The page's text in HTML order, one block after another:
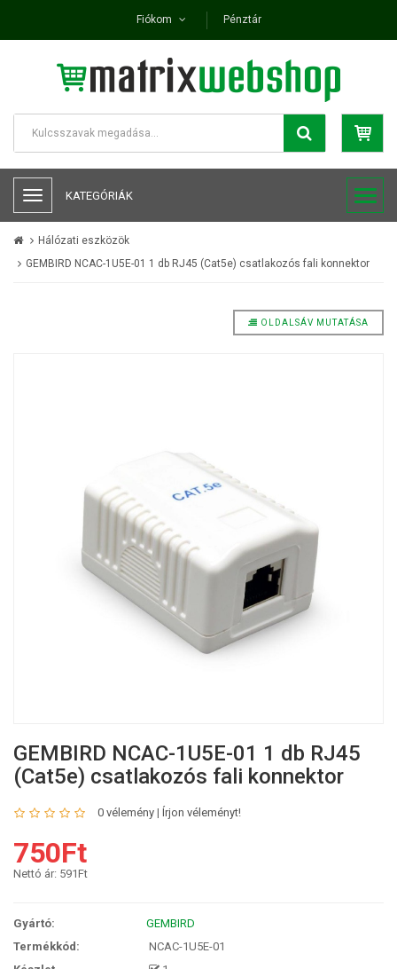
Fiókom Pénztár
KATEGÓRIÁK
Hálózati eszközök
GEMBIRD NCAC-1U5E-01 1 db RJ45 (Cat5e) csatlakozós fali konnektor
OLDALSÁV MUTATÁSA
GEMBIRD NCAC-1U5E-01 1 db RJ45
(Cat5e) csatlakozós fali konnektor
0 vélemény | Írjon véleményt!
750Ft
Nettó ár: 591Ft
Gyártó:
GEMBIRD
Termékkód:
NCAC-1U5E-01